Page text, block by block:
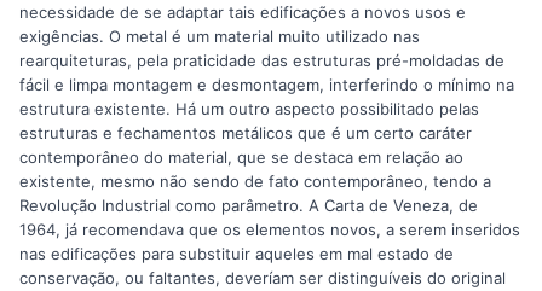
necessidade de se adaptar tais edificações a novos usos e
exigências. O metal é um material muito utilizado nas
rearquiteturas, pela praticidade das estruturas pré-moldadas de
fácil e limpa montagem e desmontagem, interferindo o mínimo na
estrutura existente. Há um outro aspecto possibilitado pelas
estruturas e fechamentos metálicos que é um certo caráter
contemporâneo do material, que se destaca em relação ao
existente, mesmo não sendo de fato contemporâneo, tendo a
Revolução Industrial como parâmetro. A Carta de Veneza, de
1964, já recomendava que os elementos novos, a serem inseridos
nas edificações para substituir aqueles em mal estado de
conservação, ou faltantes, deveríam ser distinguíveis do original